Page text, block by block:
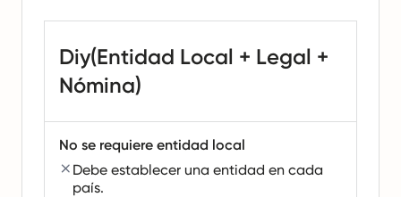
Diy(Entidad Local + Legal +
Nómina)
No se requiere entidad local
Debe establecer una entidad en cada
país.